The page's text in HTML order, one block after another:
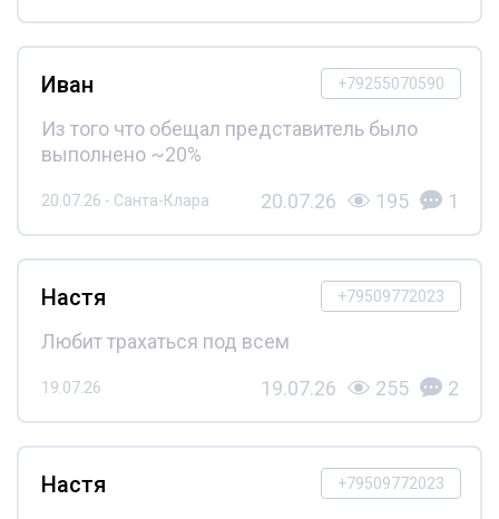
+79255070590
Иван
Из того что обещал представитель было
выполнено ~20%
20.07.26 - Санта-Клара 20.07.26 195 1
+79509772023
Настя
Любит трахаться под всем
19.07.26 19.07.26 255 2
+79509772023
Настя